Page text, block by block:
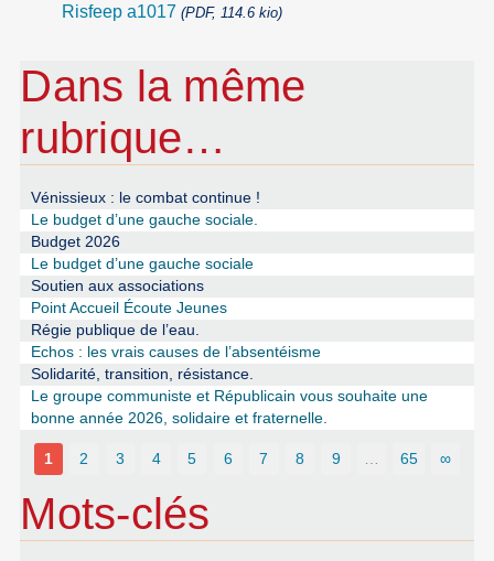
Risfeep a1017 (PDF, 114.6 kio)
Dans la même
rubrique…
Vénissieux : le combat continue !
Le budget d’une gauche sociale.
Budget 2026
Le budget d’une gauche sociale
Soutien aux associations
Point Accueil Écoute Jeunes
Régie publique de l’eau.
Echos : les vrais causes de l’absentéisme
Solidarité, transition, résistance.
Le groupe communiste et Républicain vous souhaite une
bonne année 2026, solidaire et fraternelle.
1 2 3 4 5 6 7 8 9 65 ∞
Mots-clés